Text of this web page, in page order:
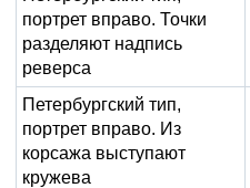
портрет вправо. Точки
разделяют надпись
реверса
Петербургский тип,
портрет вправо. Из
корсажа выступают
кружева